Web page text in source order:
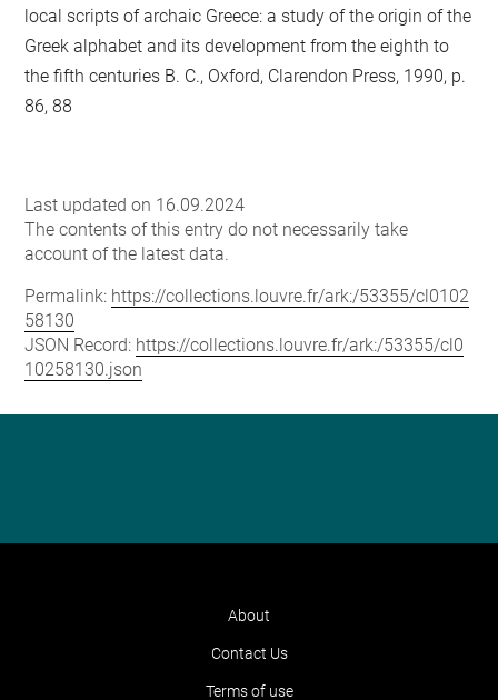
local scripts of archaic Greece: a study of the origin of the
Greek alphabet and its development from the eighth to
the fifth centuries B. C., Oxford, Clarendon Press, 1990, p.
86, 88
Last updated on 16.09.2024
The contents of this entry do not necessarily take
account of the latest data.
Permalink: https://collections.louvre.fr/ark:/53355/cl0102
58130
JSON Record: https://collections.louvre.fr/ark:/53355/cl0
10258130.json
About
Contact Us
Terms of use